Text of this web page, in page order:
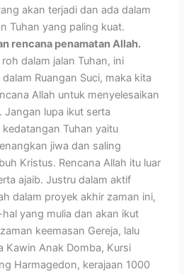
akan terjadi dan ada dalam
Tuhan yang paling kuat.
rencana penamatan Allah.
dalam jalan Tuhan, ini
Ruangan Suci, maka kita
Allah untuk menyelesaikan
Jangan lupa ikut serta
Tuhan yaitu
jiwa dan saling
Kristus. Rencana Allah itu luar
ajaib. Justru dalam aktif
dalam proyek akhir zaman ini,
yang mulia dan akan ikut
keemasan Gereja, lalu
Kawin Anak Domba, Kursi
Harmagedon, kerajaan 1000